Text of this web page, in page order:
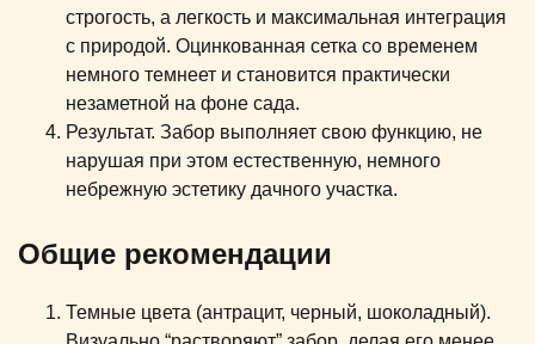
строгость, а легкость и максимальная интеграция
с природой. Оцинкованная сетка со временем
немного темнеет и становится практически
незаметной на фоне сада.
Результат. Забор выполняет свою функцию, не
нарушая при этом естественную, немного
небрежную эстетику дачного участка.
Общие рекомендации
Темные цвета (антрацит, черный, шоколадный).